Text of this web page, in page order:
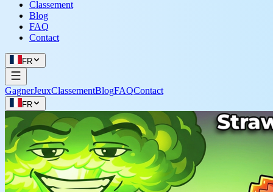
Classement
Blog
FAQ
Contact
FR
GagnerJeuxClassementBlogFAQContact
FR